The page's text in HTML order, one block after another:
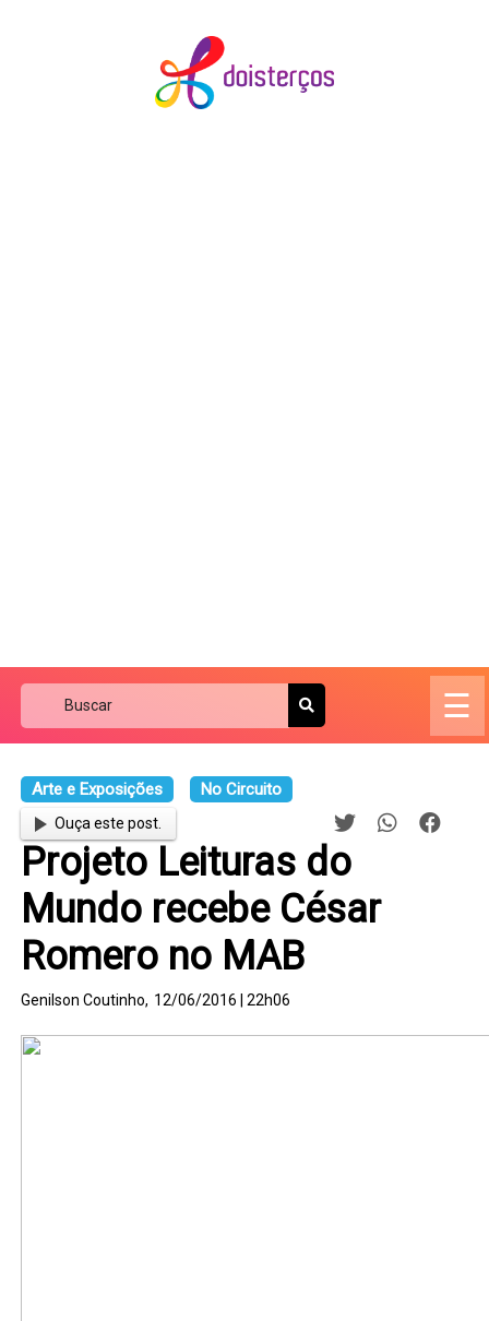
☰
Arte e Exposições No Circuito
Ouça este post.
Projeto Leituras do
Mundo recebe César
Romero no MAB
Genilson Coutinho, 12/06/2016 | 22h06